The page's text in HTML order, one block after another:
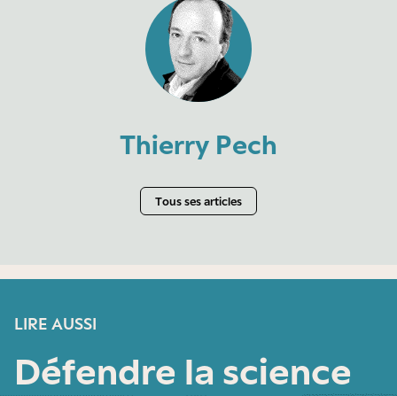
Thierry Pech
Tous ses articles
LIRE AUSSI
Défendre la science